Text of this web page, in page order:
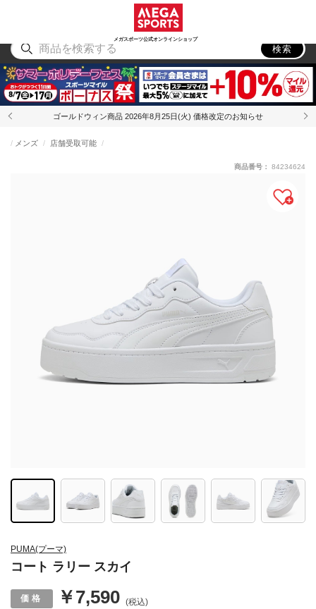
メガスポーツ公式オンラインショップ
アウトドア
検索
ゴールドウィン商品 2026年8月25日(火) 価格改定のお知らせ
PUMA(プーマ)
コート ラリー スカイ
メンズ 店舗受取可能
￥7,590 (税込)
商品番号： 84234624